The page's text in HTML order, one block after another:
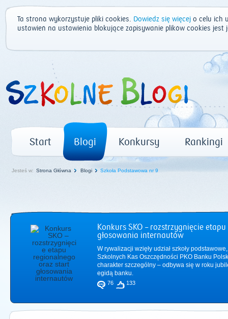
Ta strona wykorzystuje pliki cookies. Dowiedz się więcej o celu ich
ustawień na ustawienia blokujące zapisywanie plików cookies
Start Blogi Konkursy Rankingi
Jesteś w: Strona Główna Blogi Szkoła Podstawowa nr 9
Konkurs SKO – rozstrzygnięcie
głosowania internautów
W rywalizacji wzięły udział szkoły
Szkolnych Kas Oszczędności PKO Banku
charakter szczególny – odbywa się w roku
egidą banku.
76 133